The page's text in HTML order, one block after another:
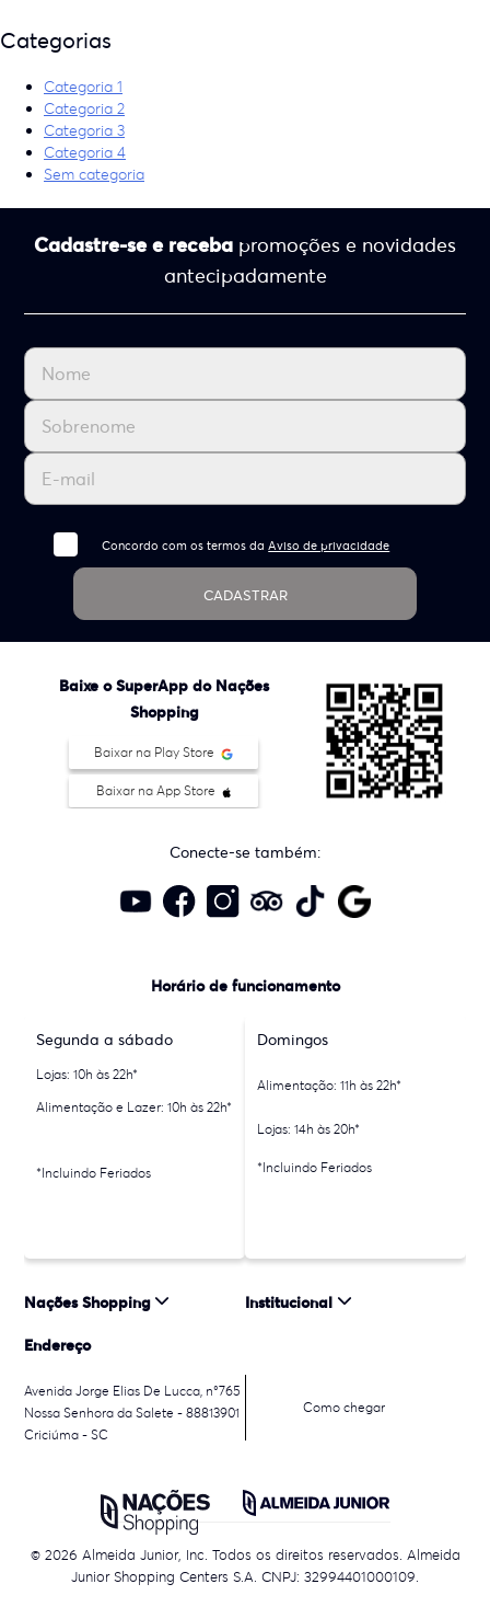
Categorias
Categoria 1
Categoria 2
Categoria 3
Categoria 4
Sem categoria
Cadastre-se e receba promoções e novidades
antecipadamente
Concordo com os termos daAviso de privacidade
CADASTRAR
Baixe o SuperApp do Nações
Shopping
Baixar na Play Store
Baixar na App Store
Conecte-se também:
Horário de funcionamento
Segunda a sábado
Lojas: 10h às 22h*
Alimentação e Lazer: 10h às 22h*
*Incluindo Feriados
Domingos
Alimentação: 11h às 22h*
Lojas: 14h às 20h*
*Incluindo Feriados
Nações Shopping Institucional
Endereço
Avenida Jorge Elias De Lucca, n°765
Nossa Senhora da Salete - 88813901
Criciúma - SC
Como chegar
© 2026 Almeida Junior, Inc. Todos os direitos reservados. Almeida
Junior Shopping Centers S.A. CNPJ: 32994401000109.